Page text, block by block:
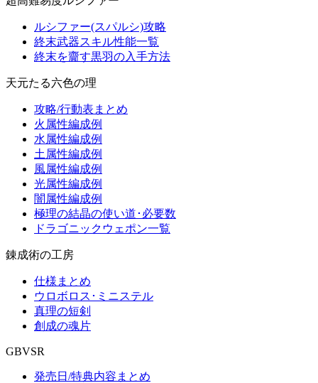
ルシファー(スパルシ)攻略
終末武器スキル性能一覧
終末を齎す黒羽の入手方法
天元たる六色の理
攻略/行動表まとめ
火属性編成例
水属性編成例
土属性編成例
風属性編成例
光属性編成例
闇属性編成例
極理の結晶の使い道･必要数
ドラゴニックウェポン一覧
錬成術の工房
仕様まとめ
ウロボロス･ミニステル
真理の短剣
創成の魂片
GBVSR
発売日/特典内容まとめ